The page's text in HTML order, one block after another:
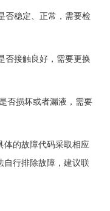
稳定、正常，需要检
接触良好，需要更换
损坏或者漏液，需要
的故障代码采取相应
自行排除故障，建议联